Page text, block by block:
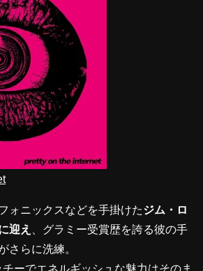
ォニックスなどを手掛けたジム・ロ
迎え
、グラミー受賞歴を誇る彼の手
さらに洗練。
ーでエネルギッシュな魅力はそのま